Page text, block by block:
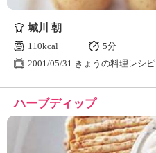
城川 朝
110kcal
5分
2001/05/31 きょうの料理レシピ
ハーブディップ